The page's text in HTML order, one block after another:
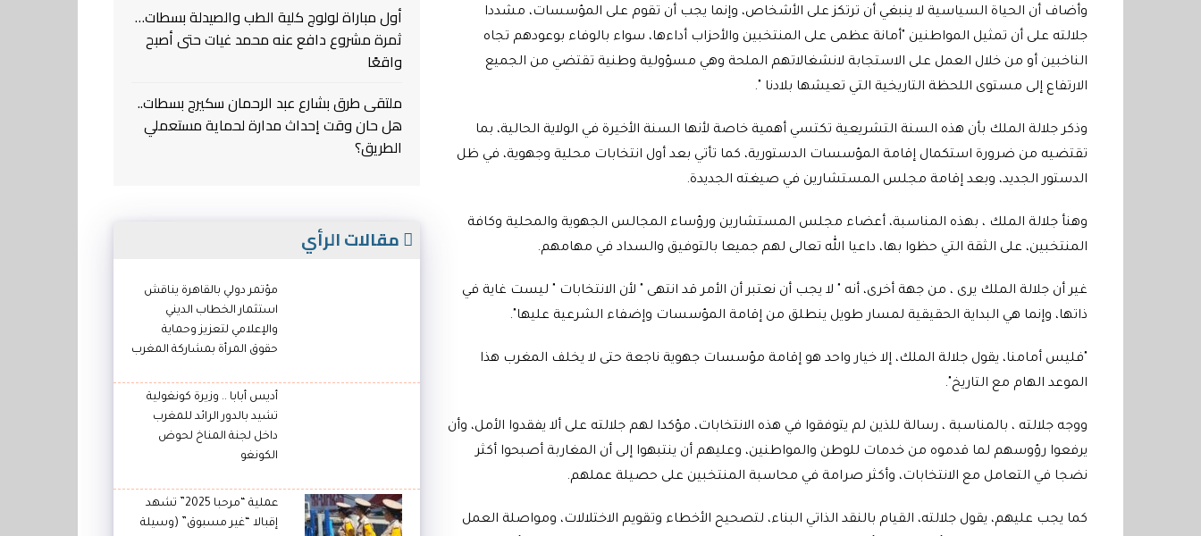
وأضاف أن الحياة السياسية لا ينبغي أن ترتكز على الأشخاص، وإنما يجب أن تقوم على المؤسسات، مشددا
جلالته على أن تمثيل المواطنين "أمانة عظمى على المنتخبين والأحزاب أداءها، سواء بالوفاء بوعودهم تجاه
الناخبين أو من خلال العمل على الاستجابة لانشغالاتهم الملحة وهي مسؤولية وطنية تقتضي من الجميع
الارتفاع إلى مستوى اللحظة التاريخية التي تعيشها بلادنا ".
وذكر جلالة الملك بأن هذه السنة التشريعية تكتسي أهمية خاصة لأنها السنة الأخيرة في الولاية الحالية، بما
تقتضيه من ضرورة استكمال إقامة المؤسسات الدستورية، كما تأتي بعد أول انتخابات محلية وجهوية، في ظل
الدستور الجديد، وبعد إقامة مجلس المستشارين في صيغته الجديدة.
وهنأ جلالة الملك ، بهذه المناسبة، أعضاء مجلس المستشارين ورؤساء المجالس الجهوية والمحلية وكافة
المنتخبين، على الثقة التي حظوا بها، داعيا الله تعالى لهم جميعا بالتوفيق والسداد في مهامهم.
غير أن جلالة الملك يرى ، من جهة أخرى، أنه " لا يجب أن نعتبر أن الأمر قد انتهى " لأن الانتخابات " ليست غاية في
ذاتها، وإنما هي البداية الحقيقية لمسار طويل ينطلق من إقامة المؤسسات وإضفاء الشرعية عليها".
"فليس أمامنا، يقول جلالة الملك، إلا خيار واحد هو إقامة مؤسسات جهوية ناجعة حتى لا يخلف المغرب هذا
الموعد الهام مع التاريخ".
ووجه جلالته ، بالمناسبة ، رسالة للذين لم يتوفقوا في هذه الانتخابات، مؤكدا لهم جلالته على ألا يفقدوا الأمل، وأن
يرفعوا رؤوسهم لما قدموه من خدمات للوطن والمواطنين، وعليهم أن ينتبهوا إلى أن المغاربة أصبحوا أكثر
نضجا في التعامل مع الانتخابات، وأكثر صرامة في محاسبة المنتخبين على حصيلة عملهم.
كما يجب عليهم، يقول جلالته، القيام بالنقد الذاتي البناء، لتصحيح الأخطاء وتقويم الاختلالات، ومواصلة العمل
أول مباراة لولوج كلية الطب والصيدلة بسطات…
ثمرة مشروع دافع عنه محمد غيات حتى أصبح
واقعًا
ملتقى طرق بشارع عبد الرحمان سكيرج بسطات..
هل حان وقت إحداث مدارة لحماية مستعملي
الطريق؟
مقالات الرأي
مؤتمر دولي بالقاهرة يناقش
استثمار الخطاب الديني
والإعلامي لتعزيز وحماية
حقوق المرأة بمشاركة المغرب
أديس أبابا .. وزيرة كونغولية
تشيد بالدور الرائد للمغرب
داخل لجنة المناخ لحوض
الكونغو
عملية “مرحبا 2025” تشهد
إقبالا “غير مسبوق” (وسيلة